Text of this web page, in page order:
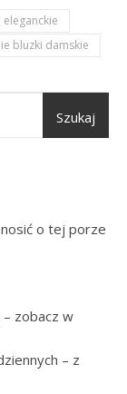
eleganckie
bluzki damskie
Szukaj
o tej porze
zobacz w
– z